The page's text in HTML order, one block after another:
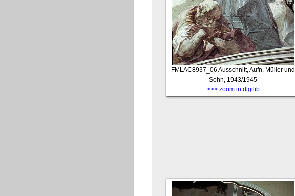
FMLAC8937_06 Ausschnitt, Aufn. Müller und
Sohn, 1943/1945
>>> zoom in digilib